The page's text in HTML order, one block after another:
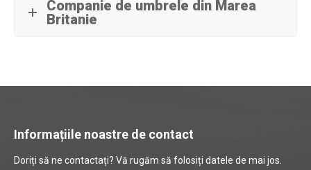
Companie de umbrele din Marea
Britanie
Informațiile noastre de contact
Doriți să ne contactați? Vă rugăm să folosiți datele de mai jos.